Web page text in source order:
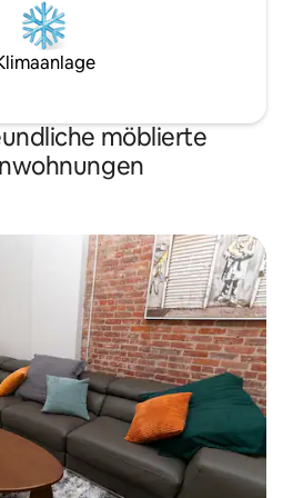
möblierte